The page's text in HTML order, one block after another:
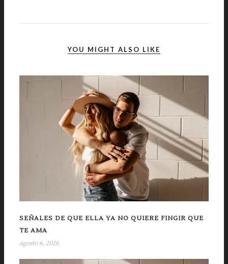
YOU MIGHT ALSO LIKE
SEÑALES DE QUE ELLA YA NO QUIERE FINGIR QUE
TE AMA
agosto 6, 2026